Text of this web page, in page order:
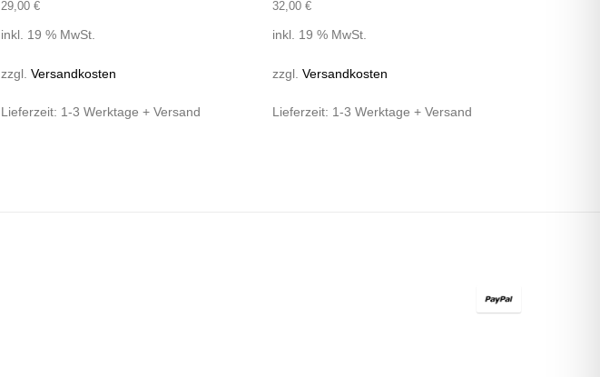
29,00 €
inkl. 19 % MwSt.
zzgl. Versandkosten
Lieferzeit: 1-3 Werktage + Versand
32,00 €
inkl. 19 % MwSt.
zzgl. Versandkosten
Lieferzeit: 1-3 Werktage + Versand